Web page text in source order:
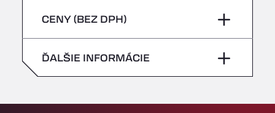
Bühlwiesenweg 15, 72221
All 4 Trucks
American Truck Wash
Av. des Etats-Unis 90, 6041
nedeľa –
piatok –
nedeľa –
CENY (BEZ DPH)
ĎALŠIE INFORMÁCIE